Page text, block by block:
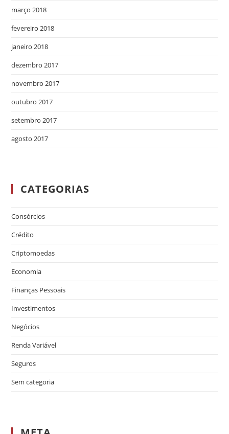
março 2018
fevereiro 2018
janeiro 2018
dezembro 2017
novembro 2017
outubro 2017
setembro 2017
agosto 2017
CATEGORIAS
Consórcios
Crédito
Criptomoedas
Economia
Finanças Pessoais
Investimentos
Negócios
Renda Variável
Seguros
Sem categoria